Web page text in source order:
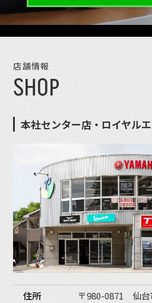
店舗情報
SHOP
本社センター店・ロイヤル
住所
〒980-0871 仙台